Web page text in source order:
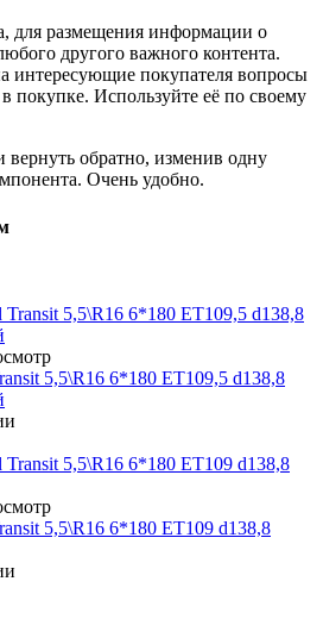
для размещения информации о
другого важного контента.
интересующие покупателя вопросы
покупке. Используйте её по своему
обратно, изменив одну
Очень удобно.
5,5\R16 6*180 ET109,5 d138,8
5,5\R16 6*180 ET109 d138,8